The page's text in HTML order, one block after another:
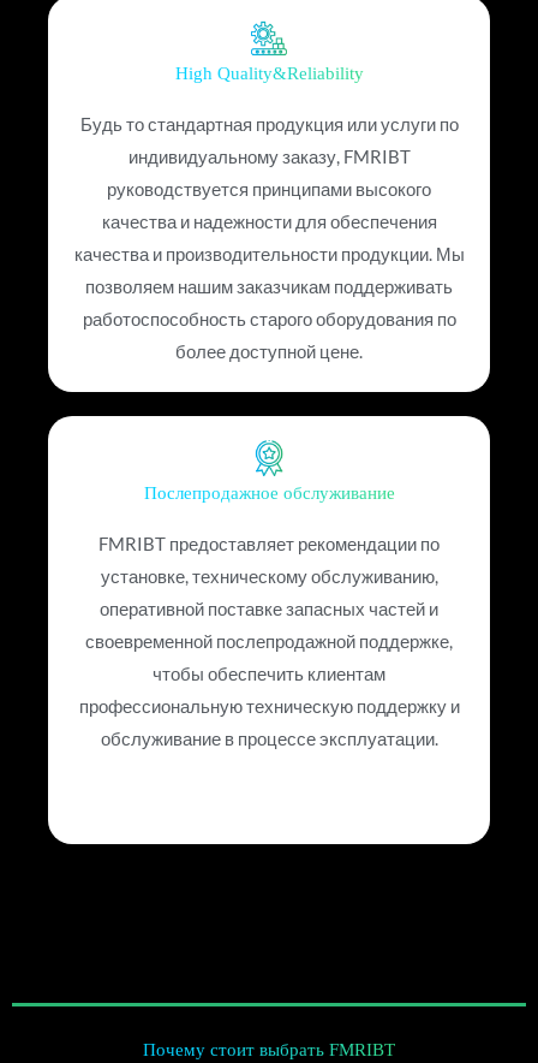
High Quality&Reliability
Будь то стандартная продукция или услуги по
индивидуальному заказу, FMRIBT
руководствуется принципами высокого
качества и надежности для обеспечения
качества и производительности продукции. Мы
позволяем нашим заказчикам поддерживать
работоспособность старого оборудования по
более доступной цене.
Послепродажное обслуживание
FMRIBT предоставляет рекомендации по
установке, техническому обслуживанию,
оперативной поставке запасных частей и
своевременной послепродажной поддержке,
чтобы обеспечить клиентам
профессиональную техническую поддержку и
обслуживание в процессе эксплуатации.
Почему стоит выбрать FMRIBT